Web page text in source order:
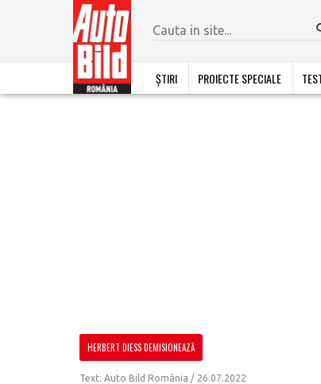
ȘTIRI PROIECTE SPECIALE
HERBERT DIESS DEMISIONEAZĂ
Text: Auto Bild România / 26.07.2022